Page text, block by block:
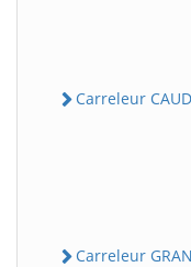
Carreleur
Carreleur